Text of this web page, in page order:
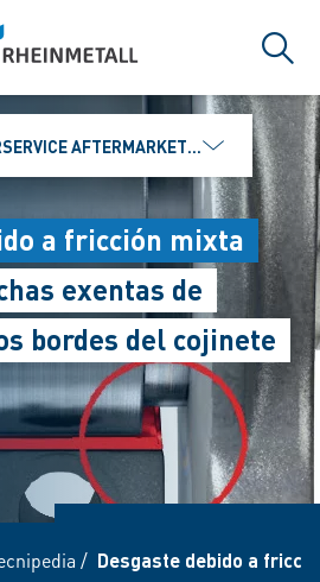
AFTERMARKET IBÉRICA, S.L
a fricción mixta
exentas de
bordes del cojinete
/ Desgaste debido a